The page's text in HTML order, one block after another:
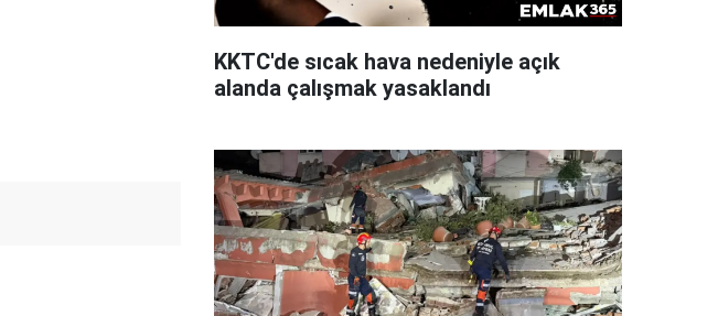
KKTC'de sıcak hava nedeniyle açık
alanda çalışmak yasaklandı